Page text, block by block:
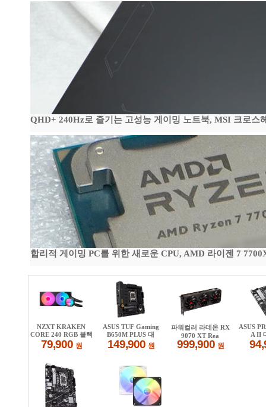
QHD+ 240Hz로 즐기는 고성능 게이밍 노트북, MSI 크로
합리적 게이밍 PC를 위한 새로운 CPU, AMD 라이젠 7